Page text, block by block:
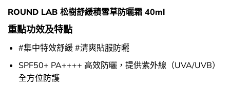
ROUND LAB 松樹舒緩積雪草防曬霜 40ml
重點功效及特點
#集中特效舒緩 #清爽貼服防曬
SPF50+ PA++++ 高效防曬，提供紫外線（UVA/UVB）
全方位防護